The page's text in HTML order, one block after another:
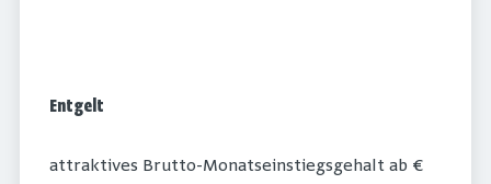
Entgelt
attraktives Brutto-Monatseinstiegsgehalt ab €